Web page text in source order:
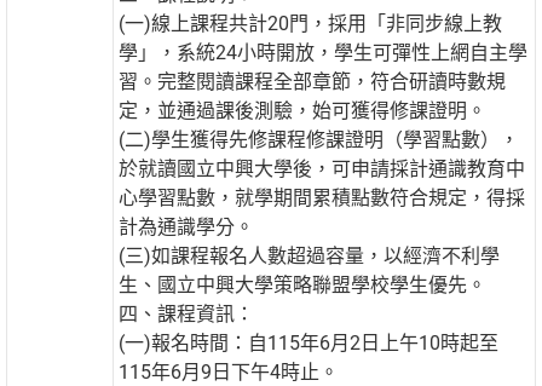
(一)線上課程共計20門，採用「非同步線上教
學」，系統24小時開放，學生可彈性上網自主學
習。完整閱讀課程全部章節，符合研讀時數規
定，並通過課後測驗，始可獲得修課證明。
(二)學生獲得先修課程修課證明（學習點數），
於就讀國立中興大學後，可申請採計通識教育中
心學習點數，就學期間累積點數符合規定，得採
計為通識學分。
(三)如課程報名人數超過容量，以經濟不利學
生、國立中興大學策略聯盟學校學生優先。
四、課程資訊：
(一)報名時間：自115年6月2日上午10時起至
115年6月9日下午4時止。